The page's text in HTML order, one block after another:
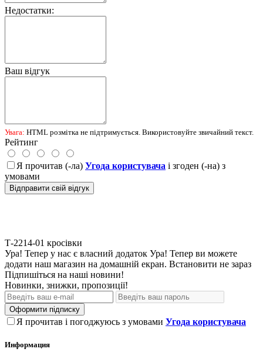
Недостатки:
Ваш відгук
Увага: HTML розмітка не підтримується. Використовуйте звичайний текст.
Рейтинг
Я прочитав (-ла) Угода користувача і згоден (-на) з
умовами
Відправити свій відгук
Т-2214-01 кросівки
Ура! Тепер у нас є власний додаток Ура! Тепер ви можете
додати наш магазин на домашній екран. Встановити не зараз
Підпишіться на наші новини!
Новинки, знижки, пропозиції!
Оформити підписку
Я прочитав і погоджуюсь з умовами Угода користувача
Информация